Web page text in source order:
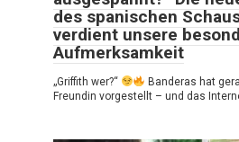
des spanischen
verdient unsere
Aufmerksamkeit
„Griffith wer?“
Banderas hat
Freundin vorgestellt – und das